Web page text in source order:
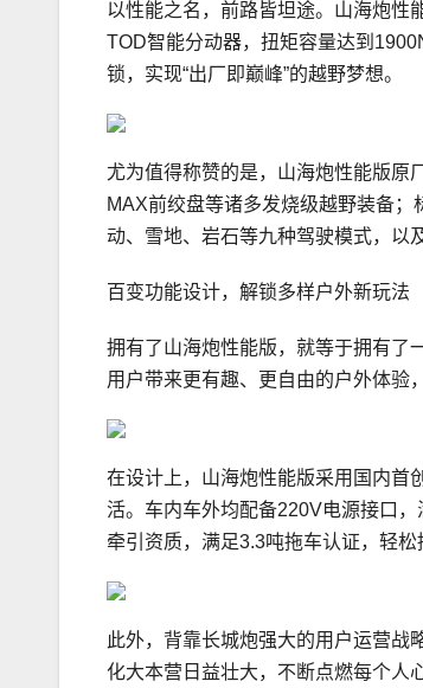
以性能之名，前路皆坦途。山海炮性
TOD智能分动器，扭矩容量达到
锁，实现“出厂即巅峰”的越野梦想。
尤为值得称赞的是，山海炮性能版原
MAX前绞盘等诸多发烧级越野装备
动、雪地、岩石等九种驾驶模式，以
百变功能设计，解锁多样户外新玩法
拥有了山海炮性能版，就等于拥有
用户带来更有趣、更自由的户外体验
在设计上，山海炮性能版采用国内首
活。车内车外均配备220V电源接口
牵引资质，满足3.3吨拖车认证，轻
此外，背靠长城炮强大的用户运营战
化大本营日益壮大，不断点燃每个人